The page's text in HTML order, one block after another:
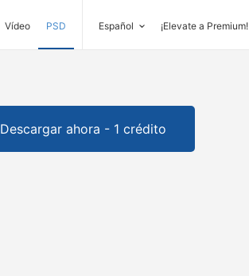
Vídeo PSD Español ¡Elevate a Premium!
Descargar ahora - 1 crédito